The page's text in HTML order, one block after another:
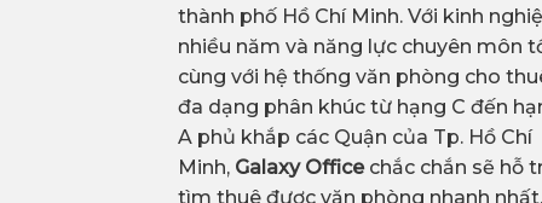
thành phố Hồ Chí Minh. Với kinh
nhiều năm và năng lực chuyên môn
cùng với hệ thống văn phòng cho
đa dạng phân khúc từ hạng C đến
A phủ khắp các Quận của Tp. Hồ Chí
Minh, Galaxy Office chắc chắn sẽ hỗ
tìm thuê được văn phòng nhanh nhất,